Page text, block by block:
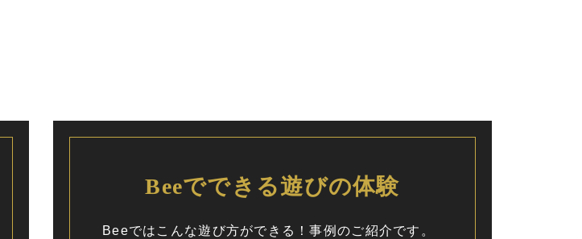
Beeでできる遊びの体験
Beeではこんな遊び方ができる！事例のご紹介です。